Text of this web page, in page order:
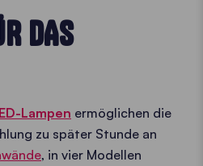
DAS
Lampen ermöglichen die
zu später Stunde an
, in vier Modellen